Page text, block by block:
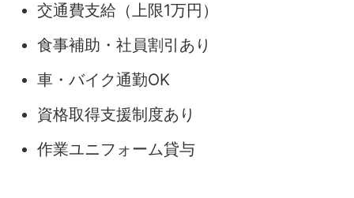
交通費支給（上限1万円）
食事補助・社員割引あり
車・バイク通勤OK
資格取得支援制度あり
作業ユニフォーム貸与